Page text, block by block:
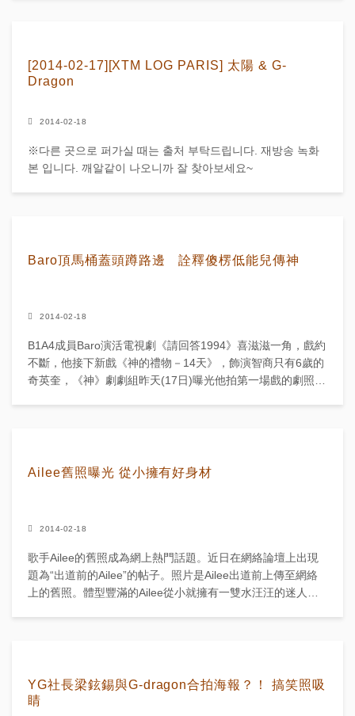
[2014-02-17][XTM LOG PARIS] 太陽 & G-
Dragon
2014-02-18
※다른 곳으로 퍼가실 때는 출처 부탁드립니다. 재방송 녹화
본 입니다. 깨알같이 나오니까 잘 찾아보세요~
Baro頂馬桶蓋頭蹲路邊 詮釋傻楞低能兒傳神
2014-02-18
B1A4成員Baro演活電視劇《請回答1994》喜滋滋一角，戲約
不斷，他接下新戲《神的禮物－14天》，飾演智商只有6歲的
奇英奎，《神》劇劇組昨天(17日)曝光他拍第一場戲的劇照。
Ailee舊照曝光 從小擁有好身材
2014-02-18
歌手Ailee的舊照成為網上熱門話題。近日在網絡論壇上出現
題為“出道前的Ailee”的帖子。照片是Ailee出道前上傳至網絡
上的舊照。體型豐滿的Ailee從小就擁有一雙水汪汪的迷人大
YG社長梁鉉錫與G-dragon合拍海報？！ 搞笑照吸
睛